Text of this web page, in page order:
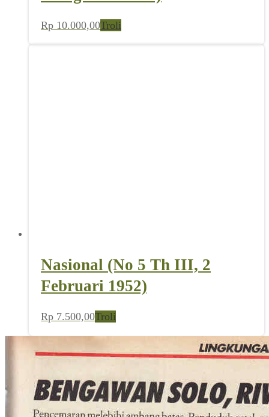
Rp 10.000,00Troli
Nasional (No 5 Th III, 2
Februari 1952)
Rp 7.500,00Troli